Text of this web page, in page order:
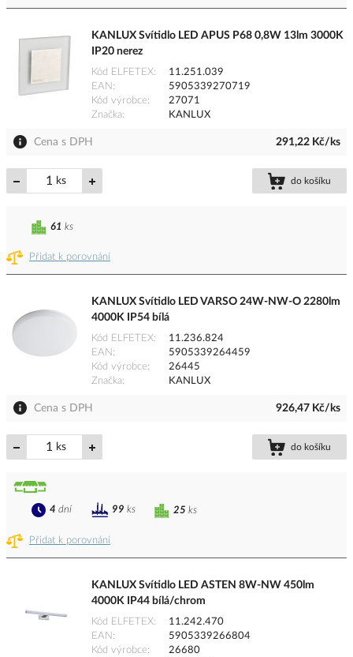
KANLUX Svítidlo LED APUS P68 0,8W 13lm 3000K
IP20 nerez
Kód ELFETEX
11.251.039
EAN
5905339270719
Kód výrobce
27071
Značka
KANLUX
Cena s DPH 291,22 Kč/ks
ks do košíku
Přidat k porovnání
61 ks
KANLUX Svítidlo LED VARSO 24W-NW-O 2280lm
4000K IP54 bílá
Kód ELFETEX
11.236.824
EAN
5905339264459
Kód výrobce
26445
Značka
KANLUX
Cena s DPH 926,47 Kč/ks
ks do košíku
Přidat k porovnání
25 ks
4 dní 99 ks
KANLUX Svítidlo LED ASTEN 8W-NW 450lm
4000K IP44 bílá/chrom
Kód ELFETEX
11.242.470
EAN
5905339266804
Kód výrobce
26680